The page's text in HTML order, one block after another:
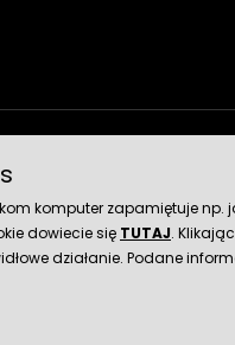
dostawy
komputer zapamiętuje np.
dowiecie się TUTAJ.
działanie. Podane